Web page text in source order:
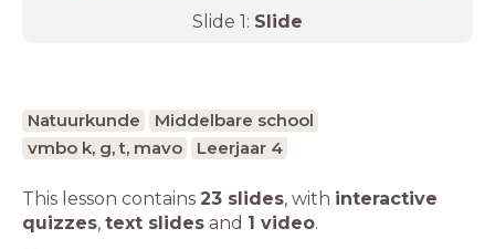
Slide 1: Slide
Natuurkunde
Middelbare school
vmbo k, g, t, mavo
Leerjaar 4
This lesson contains 23 slides, with interactive
quizzes, text slides and 1 video.